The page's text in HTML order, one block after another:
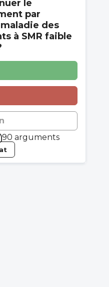
le
par
des
à SMR faible
90 arguments